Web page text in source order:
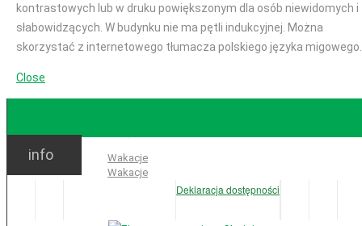
kontrastowych lub w druku powiększonym dla osób niewidomych i
słabowidzących. W budynku nie ma pętli indukcyjnej. Można
skorzystać z internetowego tłumacza polskiego języka migowego.
Close
Ważne:
Wakacje
Wakacje
Deklaracja dostępności
info